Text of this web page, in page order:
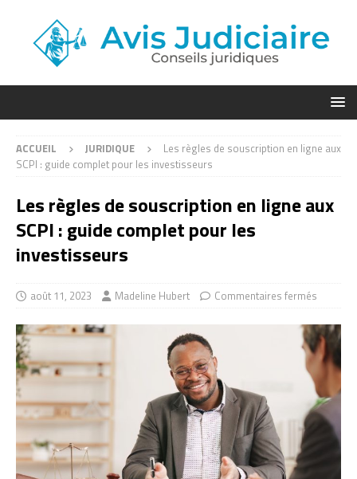
ACCUEIL JURIDIQUE
Les règles de souscription en ligne aux
SCPI : guide complet pour les investisseurs
Les règles de souscription en ligne aux
SCPI : guide complet pour les
investisseurs
août 11, 2023 Madeline Hubert Commentaires fermés